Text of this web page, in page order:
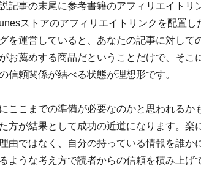
記事の末尾に参考書籍のアフィリエイトリ
ストアのアフィリエイトリンクを配置し
を運営していると、あなたの記事に対して
お薦めする商品だということだけで、そこ
信頼関係が結べる状態が理想形です。
ここまでの準備が必要なのかと思われるか
方が結果として成功の近道になります。楽
由ではなく、自分の持っている情報を誰か
ような考え方で読者からの信頼を積み上げ